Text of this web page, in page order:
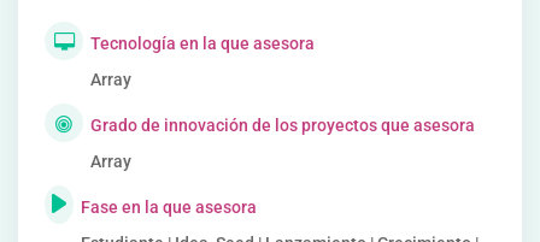
Tecnología en la que asesora
Array
Grado de innovación de los proyectos que asesora
Array
Fase en la que asesora